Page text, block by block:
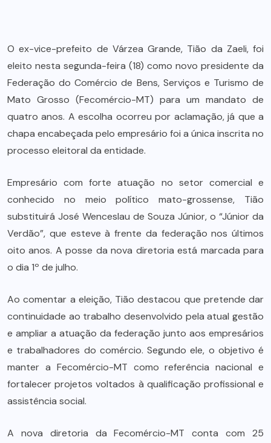
O ex-vice-prefeito de Várzea Grande, Tião da Zaeli, foi
eleito nesta segunda-feira (18) como novo presidente da
Federação do Comércio de Bens, Serviços e Turismo de
Mato Grosso (Fecomércio-MT) para um mandato de
quatro anos. A escolha ocorreu por aclamação, já que a
chapa encabeçada pelo empresário foi a única inscrita no
processo eleitoral da entidade.
Empresário com forte atuação no setor comercial e
conhecido no meio político mato-grossense, Tião
substituirá José Wenceslau de Souza Júnior, o “Júnior da
Verdão”, que esteve à frente da federação nos últimos
oito anos. A posse da nova diretoria está marcada para
o dia 1º de julho.
Ao comentar a eleição, Tião destacou que pretende dar
continuidade ao trabalho desenvolvido pela atual gestão
e ampliar a atuação da federação junto aos empresários
e trabalhadores do comércio. Segundo ele, o objetivo é
manter a Fecomércio-MT como referência nacional e
fortalecer projetos voltados à qualificação profissional e
assistência social.
A nova diretoria da Fecomércio-MT conta com 25